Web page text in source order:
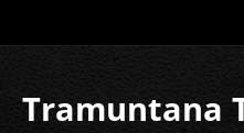
Tramuntana